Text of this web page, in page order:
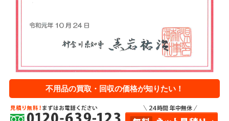
不用品の買取・回収の価格が知りたい！